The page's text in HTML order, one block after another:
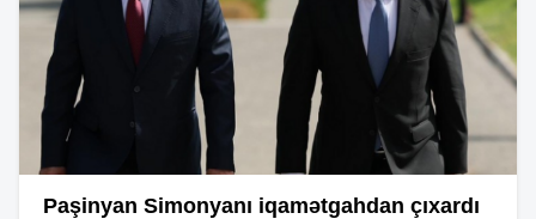
Paşinyan Simonyanı iqamətgahdan çıxardı